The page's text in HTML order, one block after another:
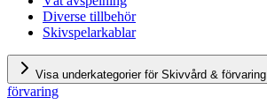
Diverse tillbehör
Skivspelarkablar
Visa underkategorier för Skivvård & förvaring
förvaring